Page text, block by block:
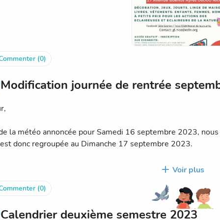
www.eventbrite.fr/e/billets-vide-grenier-
(0)
Modification journée de rentrée
la météo annoncée pour Samedi 16 septembre 2023,
donc regroupée au Dimanche 17 septembre 2023.
8-11ans
Voir plus
(0)
Calendrier deuxième semestre 2023